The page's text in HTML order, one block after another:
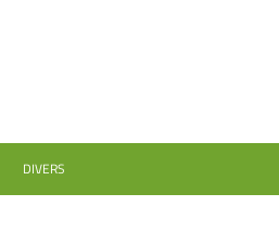
DIVERS